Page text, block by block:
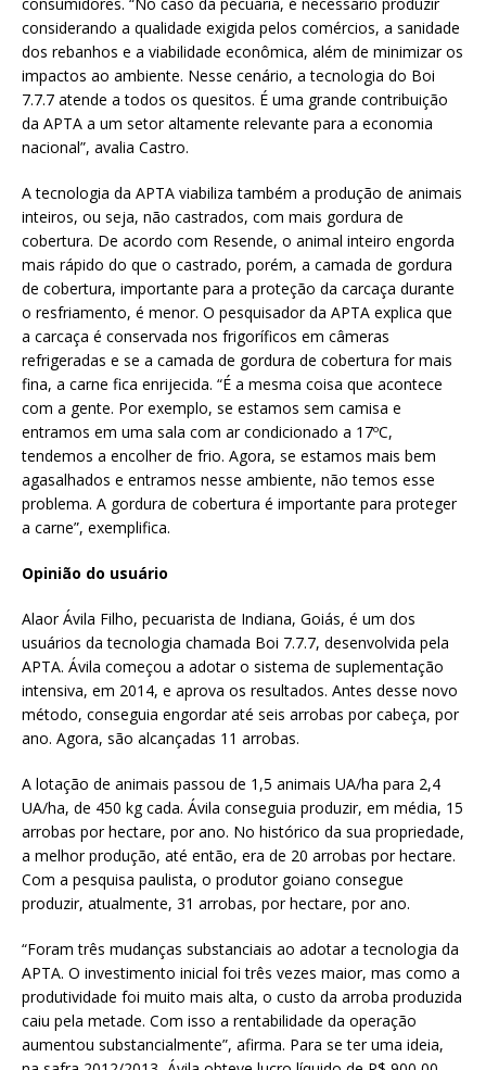
considerando a qualidade exigida pelos comércios, a sanidade
dos rebanhos e a viabilidade econômica, além de minimizar os
impactos ao ambiente. Nesse cenário, a tecnologia do Boi
7.7.7 atende a todos os quesitos. É uma grande contribuição
da APTA a um setor altamente relevante para a economia
nacional”, avalia Castro.
A tecnologia da APTA viabiliza também a produção de animais
inteiros, ou seja, não castrados, com mais gordura de
cobertura. De acordo com Resende, o animal inteiro engorda
mais rápido do que o castrado, porém, a camada de gordura
de cobertura, importante para a proteção da carcaça durante
o resfriamento, é menor. O pesquisador da APTA explica que
a carcaça é conservada nos frigoríficos em câmeras
refrigeradas e se a camada de gordura de cobertura for mais
fina, a carne fica enrijecida. “É a mesma coisa que acontece
com a gente. Por exemplo, se estamos sem camisa e
entramos em uma sala com ar condicionado a 17ºC,
tendemos a encolher de frio. Agora, se estamos mais bem
agasalhados e entramos nesse ambiente, não temos esse
problema. A gordura de cobertura é importante para proteger
a carne”, exemplifica.
Opinião do usuário
Alaor Ávila Filho, pecuarista de Indiana, Goiás, é um dos
usuários da tecnologia chamada Boi 7.7.7, desenvolvida pela
APTA. Ávila começou a adotar o sistema de suplementação
intensiva, em 2014, e aprova os resultados. Antes desse novo
método, conseguia engordar até seis arrobas por cabeça, por
ano. Agora, são alcançadas 11 arrobas.
A lotação de animais passou de 1,5 animais UA/ha para 2,4
UA/ha, de 450 kg cada. Ávila conseguia produzir, em média, 15
arrobas por hectare, por ano. No histórico da sua propriedade,
a melhor produção, até então, era de 20 arrobas por hectare.
Com a pesquisa paulista, o produtor goiano consegue
produzir, atualmente, 31 arrobas, por hectare, por ano.
“Foram três mudanças substanciais ao adotar a tecnologia da
APTA. O investimento inicial foi três vezes maior, mas como a
produtividade foi muito mais alta, o custo da arroba produzida
caiu pela metade. Com isso a rentabilidade da operação
aumentou substancialmente”, afirma. Para se ter uma ideia,